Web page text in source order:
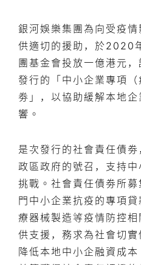
銀河娛樂集團為向受疫
供適切的援助，於2020
團基金會投放一億港元
發行的「中小企業專項
劵」，以協助緩解本地
響。
是次發行的社會責任債
政區政府的號召，支持
挑戰。社會責任債劵所
門中小企業抗疫的專項
療器械製造等疫情防控
供支援，務求為社會切
降低本地中小企融資成